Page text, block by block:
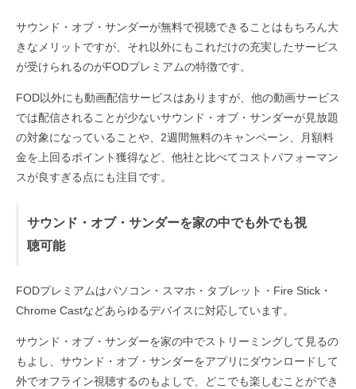
サウンド・オブ・サンダーが無料で視聴できることはもちろん大
きなメリットですが、それ以外にもこれだけの充実したサービス
が受けられるのがFODプレミアムの特徴です。
FOD以外にも動画配信サービスはありますが、他の動画サービス
では配信されることが少ないサウンド・オブ・サンダーが見放題
の対象になっていることや、2週間無料のキャンペーン、月額料
金を上回るポイント獲得など、他社と比べてコストパフォーマン
スが良すぎる点にも注目です。
サウンド・オブ・サンダーを家の中でも外でも視
聴可能
FODプレミアムはパソコン・スマホ・タブレット・Fire Stick・
Chrome Castなどあらゆるデバイスに対応しています。
サウンド・オブ・サンダーを家の中でストリーミングして見るの
もよし、サウンド・オブ・サンダーをアプリにダウンロードして
外でオフライン視聴するのもよしで、どこでも楽しむことができ